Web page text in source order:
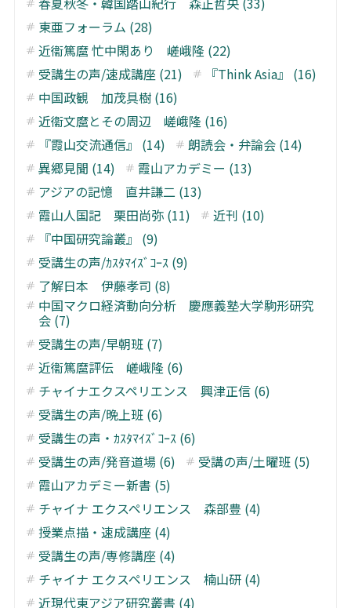
東亜フォーラム (28)
近衞篤麿 忙中閑あり 嵯峨隆 (22)
受講生の声/速成講座 (21)
『Think Asia』 (16)
中国政観 加茂具樹 (16)
近衞文麿とその周辺 嵯峨隆 (16)
『霞山交流通信』 (14)
朗読会・弁論会 (14)
異郷見聞 (14)
霞山アカデミー (13)
アジアの記憶 直井謙二 (13)
霞山人国記 栗田尚弥 (11)
近刊 (10)
『中国研究論叢』 (9)
受講生の声/ｶｽﾀﾏｲｽﾞｺｰｽ (9)
了解日本 伊藤孝司 (8)
中国マクロ経済動向分析 慶應義塾大学駒形研究
会 (7)
受講生の声/早朝班 (7)
近衞篤麿評伝 嵯峨隆 (6)
チャイナエクスペリエンス 興津正信 (6)
受講生の声/晩上班 (6)
受講生の声・ｶｽﾀﾏｲｽﾞｺｰｽ (6)
受講生の声/発音道場 (6)
受講の声/土曜班 (5)
霞山アカデミー新書 (5)
チャイナ エクスペリエンス 森部豊 (4)
授業点描・速成講座 (4)
受講生の声/専修講座 (4)
チャイナ エクスペリエンス 楠山研 (4)
近現代東アジア研究叢書 (4)